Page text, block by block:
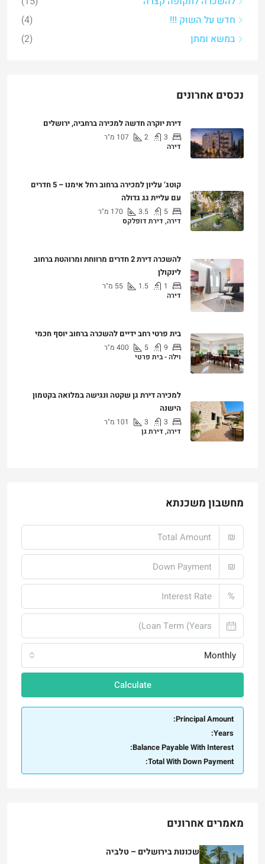
חדש על השוק !!!
(4)
במשא ומתן
(2)
נכסים אחרונים
דירת יוקרה חדשה למכירה ברחביה, ירושלים
3
2
107 מ"ר
דירה
קוטג’ עליון למכירה ברחוב רחל אימנו – 5 חדרים
עם עליית גג גדולה
5
3.5
170 מ"ר
דירה, דירת דופלקס
להשכרה דירת 2 חדרים מרווחת ומרוהטת ברחוב
לינקולן
1
1.5
55 מ"ר
דירה
בית פרטי רחב ידיים להשכרה ברחוב יוסף חכמי
9
5
400 מ"ר
וילה - בית פרטי
למכירה דירת גן שקטה ונגישה במלואה בקטמון
הישנה
3
3
101 מ"ר
דירה, דירת גן
מחשבון משכנתא
₪
₪
%
Monthly
Calculate
Principal Amount:
Years:
Balance Payable With Interest:
Total With Down Payment:
מאמרים אחרונים
שכונות בירושלים – טלביה